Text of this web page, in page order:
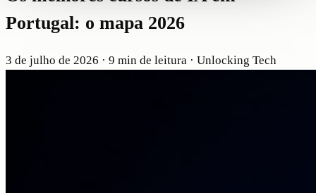
Portugal: o mapa 2026
3 de julho de 2026 · 9 min de leitura · Unlocking Tech